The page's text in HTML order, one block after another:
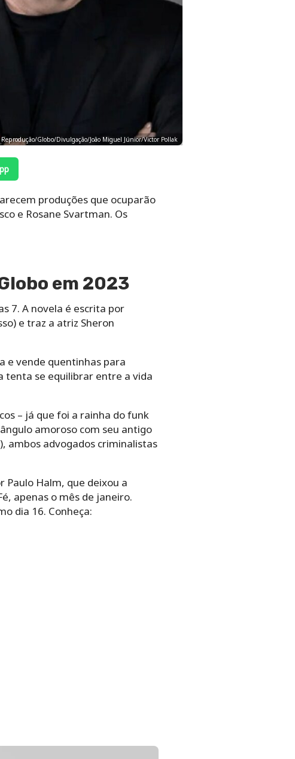
Reprodução/Globo/Divulgação/João Miguel Júnior/Victor Pollak
produções que ocuparão
e Rosane Svartman. Os
em 2023
7. A novela é escrita por
e traz a atriz Sheron
e vende quentinhas para
tenta se equilibrar entre a vida
– já que foi a rainha do funk
amoroso com seu antigo
), ambos advogados criminalistas
Paulo Halm, que deixou a
apenas o mês de janeiro.
dia 16. Conheça: